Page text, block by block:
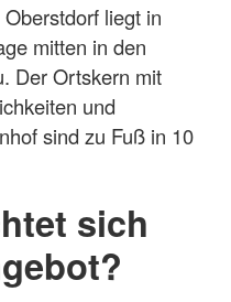
liegt in
mitten in den
Der Ortskern mit
und
sind zu Fuß in 10
sich